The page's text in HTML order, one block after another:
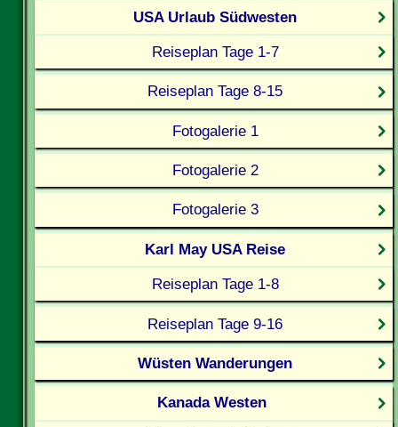
USA Urlaub Südwesten
Reiseplan Tage 1-7
Reiseplan Tage 8-15
Fotogalerie 1
Fotogalerie 2
Fotogalerie 3
Karl May USA Reise
Reiseplan Tage 1-8
Reiseplan Tage 9-16
Wüsten Wanderungen
Kanada Westen